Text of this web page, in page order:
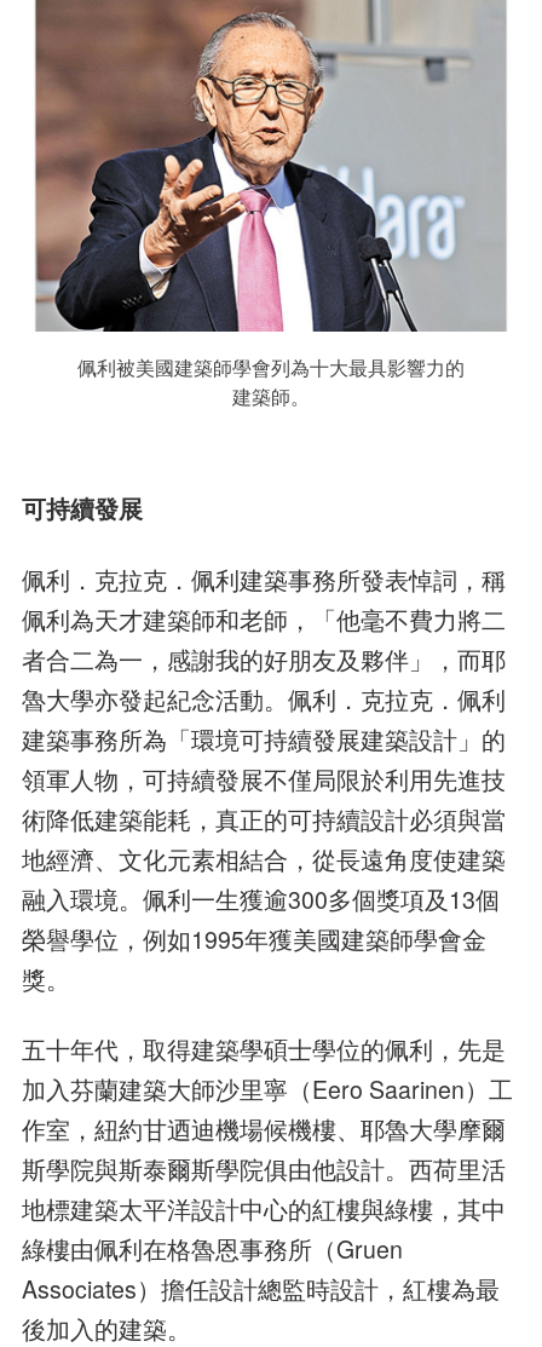
佩利被美國建築師學會列為十大最具影響力的
建築師。
可持續發展
佩利．克拉克．佩利建築事務所發表悼詞，稱
佩利為天才建築師和老師，「他毫不費力將二
者合二為一，感謝我的好朋友及夥伴」，而耶
魯大學亦發起紀念活動。佩利．克拉克．佩利
建築事務所為「環境可持續發展建築設計」的
領軍人物，可持續發展不僅局限於利用先進技
術降低建築能耗，真正的可持續設計必須與當
地經濟、文化元素相結合，從長遠角度使建築
融入環境。佩利一生獲逾300多個獎項及13個
榮譽學位，例如1995年獲美國建築師學會金
獎。
五十年代，取得建築學碩士學位的佩利，先是
加入芬蘭建築大師沙里寧（Eero Saarinen）工
作室，紐約甘迺迪機場候機樓、耶魯大學摩爾
斯學院與斯泰爾斯學院俱由他設計。西荷里活
地標建築太平洋設計中心的紅樓與綠樓，其中
綠樓由佩利在格魯恩事務所（Gruen
Associates）擔任設計總監時設計，紅樓為最
後加入的建築。